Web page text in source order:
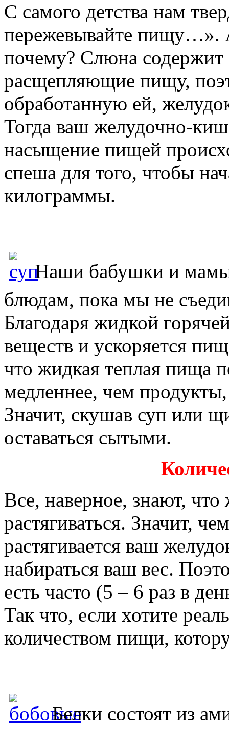
С самого детства нам
пережевывайте пищу…».
почему? Слюна
расщепляющие пищу,
обработанную ей,
Тогда ваш желудочно-
насыщение пищей
спеша для того, чтобы
килограммы.
Наши бабушки и мамы
блюдам, пока мы не
Благодаря жидкой
веществ и ускоряется
что жидкая теплая пища
медленнее, чем
Значит, скушав суп или
оставаться сытыми.
Все, наверное, знают,
растягиваться. Значит,
растягивается ваш
набираться ваш вес.
есть часто (5 – 6 раз в
Так что, если хотите
количеством пищи,
Белки состоят из